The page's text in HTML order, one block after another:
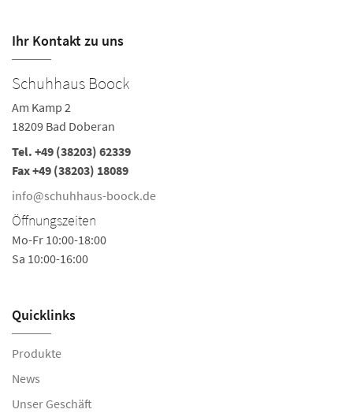
Ihr Kontakt zu uns
Schuhhaus Boock
Am Kamp 2
18209 Bad Doberan
Tel. +49 (38203) 62339
Fax +49 (38203) 18089
info@schuhhaus-boock.de
Öffnungszeiten
Mo-Fr 10:00-18:00
Sa 10:00-16:00
Quicklinks
Produkte
News
Unser Geschäft